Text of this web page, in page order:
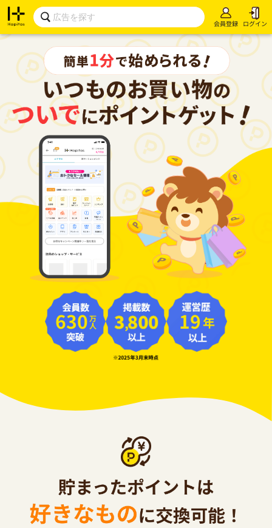
会員登録 ログイン
630万人 19年